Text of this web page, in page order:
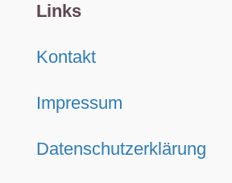
Links
Kontakt
Impressum
Datenschutzerklärung